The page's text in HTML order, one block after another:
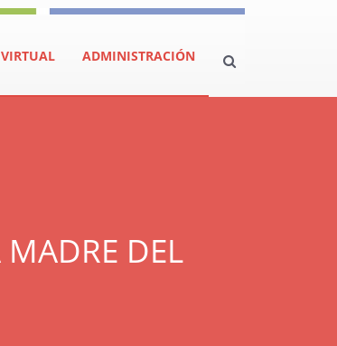
ADMINISTRACIÓN
DEL